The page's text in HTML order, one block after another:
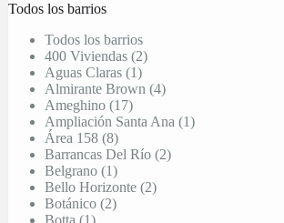
Todos los barrios
Todos los barrios
400 Viviendas (2)
Aguas Claras (1)
Almirante Brown (4)
Ameghino (17)
Ampliación Santa Ana (1)
Área 158 (8)
Barrancas Del Río (2)
Belgrano (1)
Bello Horizonte (2)
Botánico (2)